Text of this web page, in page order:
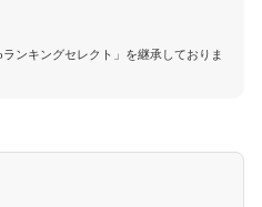
ンキングセレクト」を継承しておりま